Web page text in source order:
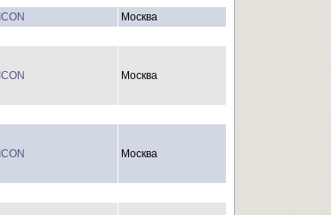
ICON
Москва
ICON Москва
ICON Москва